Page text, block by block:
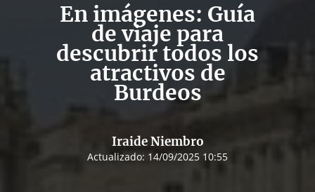
En imágenes: Guía
de viaje para
descubrir todos los
atractivos de
Burdeos
Iraide Niembro
Actualizado: 14/09/2025 10:55